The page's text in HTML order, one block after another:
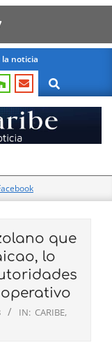
la noticia
Search
que
lo
IN: CARIBE,